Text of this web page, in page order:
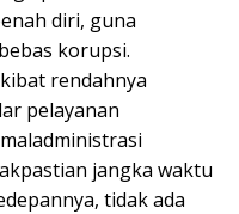
diri, guna
korupsi.
rendahnya
pelayanan
jangka waktu
tidak ada